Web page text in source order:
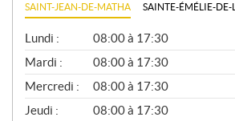
SAINT-JEAN-DE-MATHA SAINTE-ÉMÉLIE-DE-
G
É
N
É
R
A
L
Lundi :
08:00 à 17:30
Mardi :
08:00 à 17:30
Mercredi :
08:00 à 17:30
Jeudi :
08:00 à 17:30